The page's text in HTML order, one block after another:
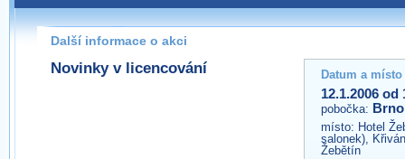
Pokud máte jakýkoliv dotaz na organizátory této akce,
prosím neváhejte nás kontaktovat na e-mailu:
brno@wug.cz
Další informace o akci
Novinky v licencování Datum a
12.1.2006 od
pobočka: Brno
místo: Hotel
salonek),
Žebětín